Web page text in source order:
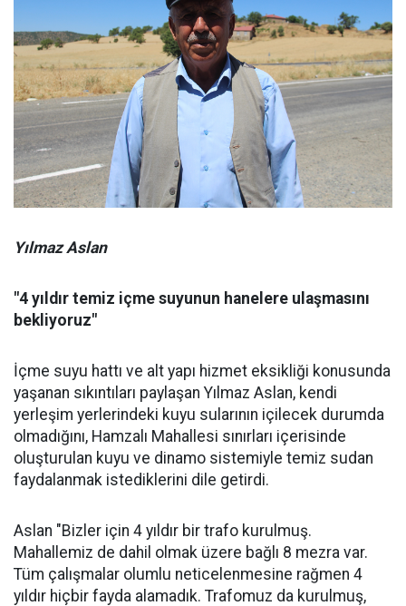
Yılmaz Aslan
"4 yıldır temiz içme suyunun hanelere ulaşmasını
bekliyoruz"
İçme suyu hattı ve alt yapı hizmet eksikliği konusunda
yaşanan sıkıntıları paylaşan Yılmaz Aslan, kendi
yerleşim yerlerindeki kuyu sularının içilecek durumda
olmadığını, Hamzalı Mahallesi sınırları içerisinde
oluşturulan kuyu ve dinamo sistemiyle temiz sudan
faydalanmak istediklerini dile getirdi.
Aslan "Bizler için 4 yıldır bir trafo kurulmuş.
Mahallemiz de dahil olmak üzere bağlı 8 mezra var.
Tüm çalışmalar olumlu neticelenmesine rağmen 4
yıldır hiçbir fayda alamadık. Trafomuz da kurulmuş,